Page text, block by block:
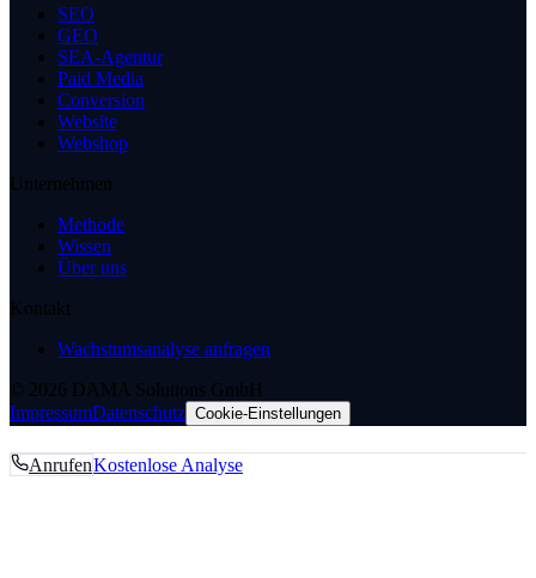
SEO
GEO
SEA-Agentur
Paid Media
Conversion
Website
Webshop
Unternehmen
Methode
Wissen
Über uns
Kontakt
Wachstumsanalyse anfragen
© 2026 DAMA Solutions GmbH
ImpressumDatenschutz Cookie-Einstellungen
AnrufenKostenlose Analyse